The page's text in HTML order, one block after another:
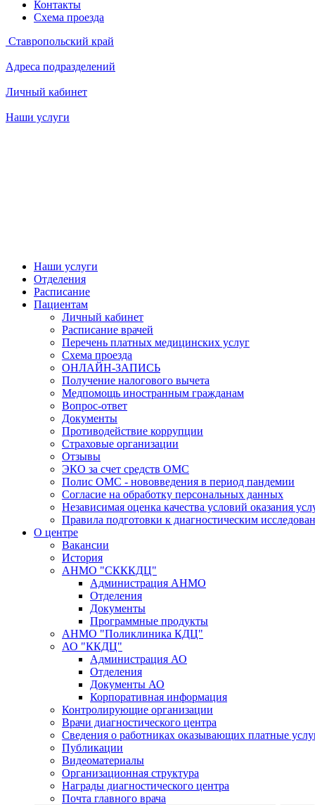
Контакты
Схема проезда
Ставропольский край
Адреса подразделений
Личный кабинет
Наши услуги
Наши услуги
Отделения
Расписание
Пациентам
Личный кабинет
Расписание врачей
Перечень платных медицинских услуг
Схема проезда
ОНЛАЙН-ЗАПИСЬ
Получение налогового вычета
Медпомощь иностранным гражданам
Вопрос-ответ
Документы
Противодействие коррупции
Страховые организации
Отзывы
ЭКО за счет средств ОМС
Полис ОМС - нововведения в период пандемии
Согласие на обработку персональных данных
Независимая оценка качества условий оказания
Правила подготовки к диагностическим
О центре
Вакансии
История
АНМО "СКККДЦ"
Администрация АНМО
Отделения
Документы
Программные продукты
АНМО "Поликлиника КДЦ"
АО "ККДЦ"
Администрация АО
Отделения
Документы АО
Корпоративная информация
Контролирующие организации
Врачи диагностического центра
Сведения о работниках оказывающих платные
Публикации
Видеоматериалы
Организационная структура
Награды диагностического центра
Почта главного врача